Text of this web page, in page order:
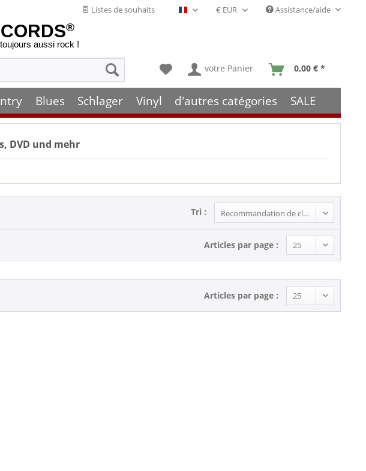
Listes de souhaits Français- FR Assistance/aide
®
aussi rock !
votre Panier 0,00 € *
Blues Schlager Vinyl d'autres catégories SALE
DVD und mehr
Tri :
Articles par page :
Articles par page :